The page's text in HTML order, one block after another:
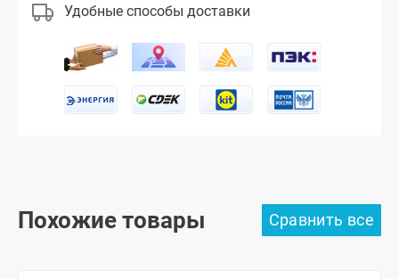
Удобные способы доставки
Похожие товары